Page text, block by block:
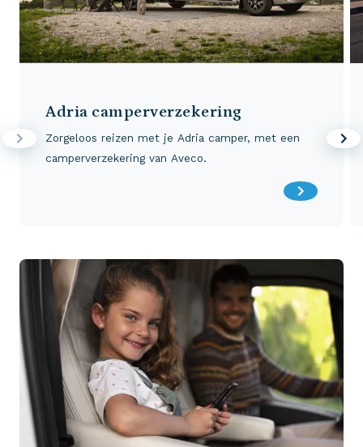
Adria camperverzekering
Zorgeloos reizen met je Adria camper, met een
camperverzekering van Aveco.